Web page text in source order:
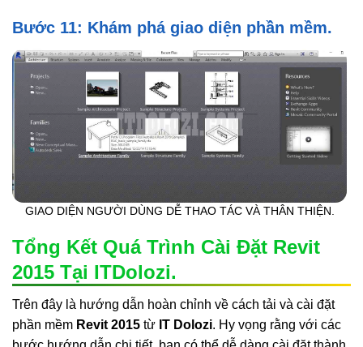
Bước 11: Khám phá giao diện phần mềm.
GIAO DIỆN NGƯỜI DÙNG DỄ THAO TÁC VÀ THÂN THIỆN.
Tổng Kết Quá Trình Cài Đặt Revit
2015 Tại ITDolozi.
Trên đây là hướng dẫn hoàn chỉnh về cách tải và cài đặt
phần mềm Revit 2015 từ IT Dolozi. Hy vọng rằng với các